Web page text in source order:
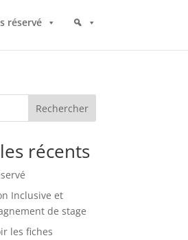
réservé
Rechercher
récents
Inclusive et
de stage
les fiches